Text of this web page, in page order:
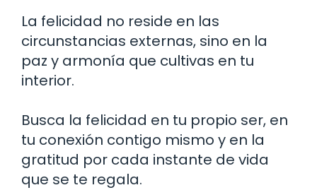
La felicidad no reside en las
circunstancias externas, sino en la
paz y armonía que cultivas en tu
interior.
Busca la felicidad en tu propio ser, en
tu conexión contigo mismo y en la
gratitud por cada instante de vida
que se te regala.